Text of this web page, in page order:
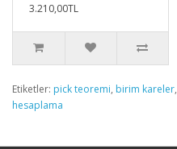
3.210,00TL
Etiketler: pick teoremi, birim kareler,
hesaplama